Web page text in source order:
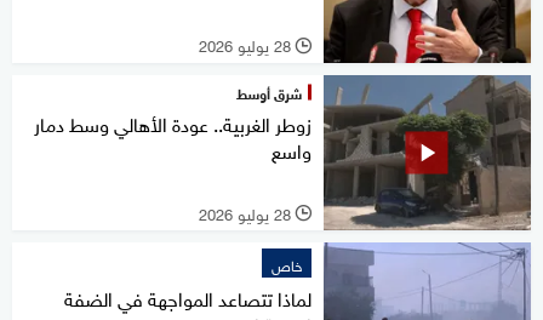
l 28 يوليو 2026
شرق أوسط
زوطر الغربية.. عودة الأهالي وسط دمار
واسع
l 28 يوليو 2026
خاص
لماذا تتصاعد المواجهة في الضفة